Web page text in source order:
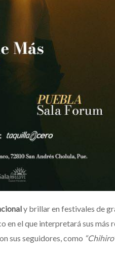
y brillar en festivales de
en el que interpretará sus más
sus seguidores, como